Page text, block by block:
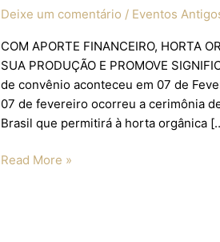
Deixe um comentário / Eventos
COM APORTE FINANCEIRO, HORTA
SUA PRODUÇÃO E PROMOVE
de convênio aconteceu em 07 de
07 de fevereiro ocorreu a cerimônia
Brasil que permitirá à horta orgânica
Read More »